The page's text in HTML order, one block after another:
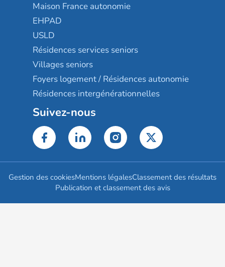
Maison France autonomie
EHPAD
USLD
Résidences services seniors
Villages seniors
Foyers logement / Résidences autonomie
Résidences intergénérationnelles
Suivez-nous
Gestion des cookiesMentions légalesClassement des résultats
Publication et classement des avis